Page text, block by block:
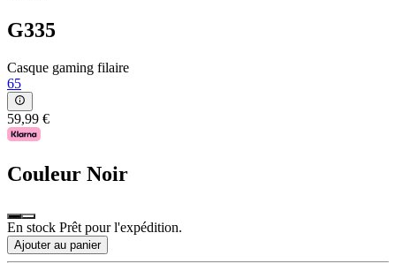
G335
Casque gaming filaire
65
59,99 €
Couleur Noir
En stock Prêt pour l'expédition.
Ajouter au panier